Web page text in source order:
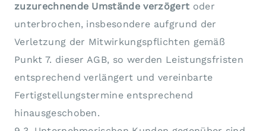
zuzurechnende Umstände verzögert oder
unterbrochen, insbesondere aufgrund der
Verletzung der Mitwirkungspflichten gemäß
Punkt 7. dieser AGB, so werden Leistungsfristen
entsprechend verlängert und vereinbarte
Fertigstellungstermine entsprechend
hinausgeschoben.